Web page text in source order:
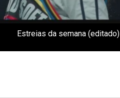
Estreias da semana (editado)